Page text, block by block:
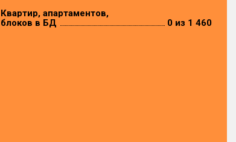
Квартир, апартаментов,
блоков в БД
0 из 1 460